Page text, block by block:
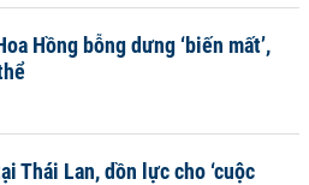
Hồng bỗng dưng ‘biến mất’,
Thái Lan, dồn lực cho ‘cuộc